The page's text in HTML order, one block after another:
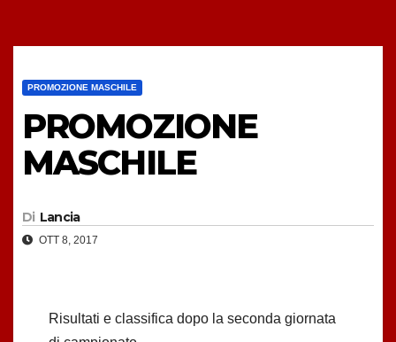
PROMOZIONE MASCHILE
PROMOZIONE
MASCHILE
Di Lancia
OTT 8, 2017
Risultati e classifica dopo la seconda giornata